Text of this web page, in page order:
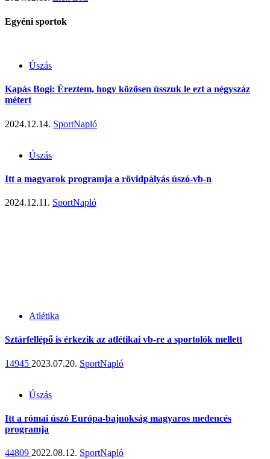
Egyéni sportok
Úszás
Kapás Bogi: Éreztem, hogy közösen ússzuk le ezt a négyszáz
métert
2024.12.14. SportNapló
Úszás
Itt a magyarok programja a rövidpályás úszó-vb-n
2024.12.11. SportNapló
Atlétika
Sztárfellépő is érkezik az atlétikai vb-re a sportolók mellett
14945 2023.07.20. SportNapló
Úszás
Itt a római úszó Európa-bajnokság magyaros medencés
programja
44809 2022.08.12. SportNapló